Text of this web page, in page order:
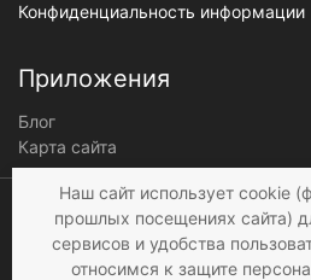
Конфиденциальность информации
Приложения
Блог
Карта сайта
Наш сайт использует cookie
прошлых посещениях сайта)
сервисов и удобства
относимся к защите